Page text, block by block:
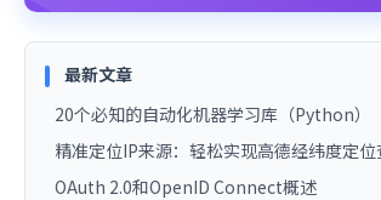
最新文章
20个必知的自动化机器学习库（Python）
精准定位IP来源：轻松实现高德经纬度定位
OAuth 2.0和OpenID Connect概述